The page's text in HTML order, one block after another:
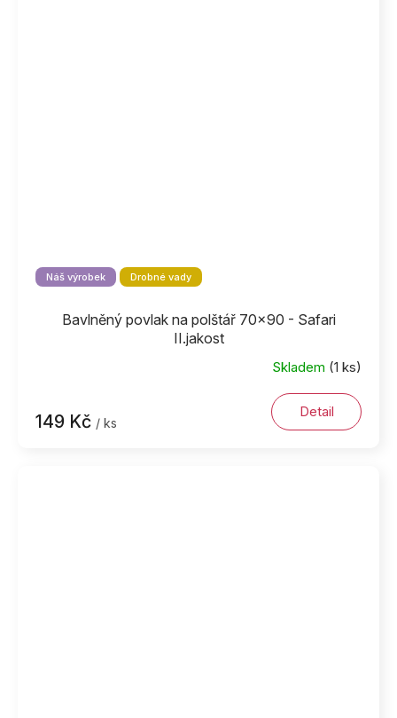
Náš výrobek Drobné vady
Bavlněný povlak na polštář 70x90 - Safari
II.jakost
Skladem (1 ks)
149 Kč / ks
Detail